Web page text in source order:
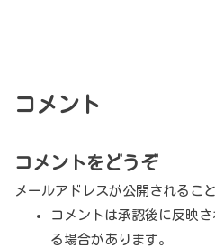
コメント
コメントをどうぞ
メールアドレスが公開されるこ
コメントは承認後に反映
る場合があります。